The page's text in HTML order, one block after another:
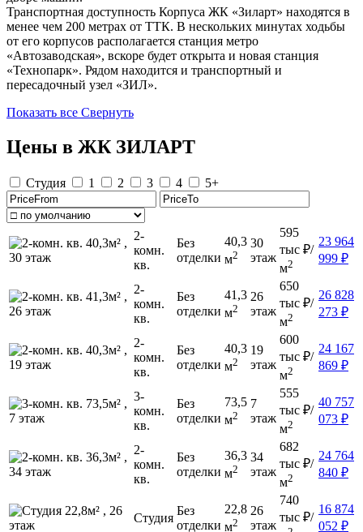
Транспортная доступность Корпуса ЖК «Зиларт» находятся в
менее чем 200 метрах от ТТК. В нескольких минутах ходьбы
от его корпусов располагается станция метро
«Автозаводская», вскоре будет открыта и новая станция
«Технопарк». Рядом находится и транспортный и
пересадочный узел «ЗИЛ».
Показать все Свернуть
Цены в ЖК ЗИЛАРТ
Студия 1 2 3 4 5+
2-
комн.
кв.
Без
отделки
40,3
м2
30
этаж
595
тыс ₽/
м2
23 964
999 ₽
2-
комн.
кв.
Без
отделки
41,3
м2
26
этаж
650
тыс ₽/
м2
26 828
273 ₽
2-
комн.
кв.
Без
отделки
40,3
м2
19
этаж
600
тыс ₽/
м2
24 167
869 ₽
3-
комн.
кв.
Без
отделки
73,5
м2
7
этаж
555
тыс ₽/
м2
40 757
073 ₽
2-
комн.
кв.
Без
отделки
36,3
м2
34
этаж
682
тыс ₽/
м2
24 764
840 ₽
Студия
Без
отделки
22,8
м2
26
этаж
740
тыс ₽/
16 874
052 ₽